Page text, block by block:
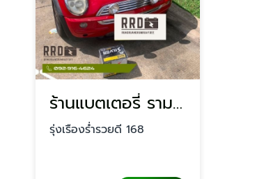
ร้านแบตเตอรี่ รามอินทรา
รุ่งเรืองร่ำรวยดี 168